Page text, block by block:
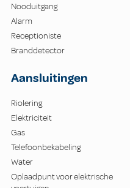
Nooduitgang
Alarm
Receptioniste
Branddetector
Aansluitingen
Riolering
Elektriciteit
Gas
Telefoonbekabeling
Water
Oplaadpunt voor elektrische